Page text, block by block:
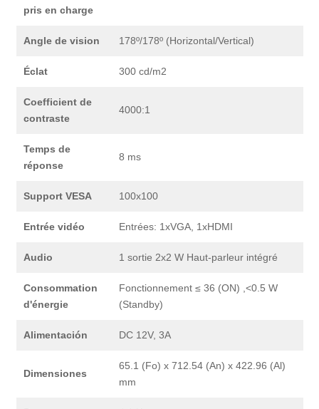
pris en charge
Angle de vision 178º/178º (Horizontal/Vertical)
Éclat 300 cd/m2
Coefficient de
contraste
4000:1
Temps de
réponse
8 ms
Support VESA 100x100
Entrée vidéo Entrées: 1xVGA, 1xHDMI
Audio 1 sortie 2x2 W Haut-parleur intégré
Consommation
d'énergie
Fonctionnement ≤ 36 (ON) ,<0.5 W
(Standby)
Alimentación DC 12V, 3A
Dimensiones
65.1 (Fo) x 712.54 (An) x 422.96 (Al)
mm